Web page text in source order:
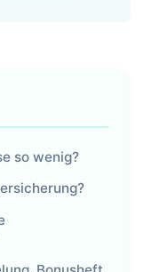
so wenig?